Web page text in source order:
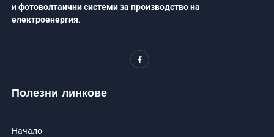
и фотоволтаични системи за производство на
електроенергия.
F
a
c
f
Полезни линкове
Начало